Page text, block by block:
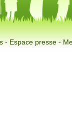
-Espace presse-